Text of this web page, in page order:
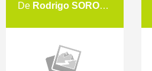
De Rodrigo SOROGOYEN